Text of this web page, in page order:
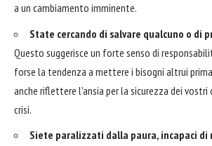
a un cambiamento imminente.
State cercando di salvare qualcuno o di
Questo suggerisce un forte senso di
forse la tendenza a mettere i bisogni altrui
anche riflettere l'ansia per la sicurezza dei vostri
crisi.
Siete paralizzati dalla paura, incapaci di